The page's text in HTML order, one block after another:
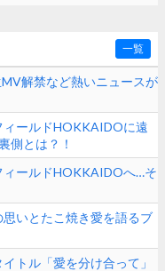
一覧
解禁など熱いニュースが
ィールドHOKKAIDOに遠
側とは？！
ィールドHOKKAIDOへ…そ
思いとたこ焼き愛を語るブ
トル「愛を分け合って」